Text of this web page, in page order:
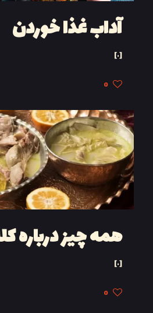
آداب غذا خوردن
[…]
0
همه چیز درباره
[…]
0